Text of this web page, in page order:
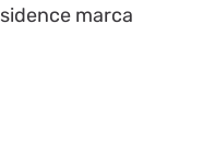
marca